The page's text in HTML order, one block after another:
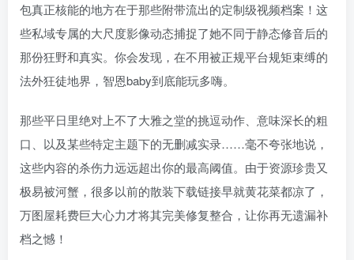
包真正核能的地方在于那些附带流出的定制级视频档案！这
些私域专属的大尺度影像动态捕捉了她不同于静态修音后的
那份狂野和真实。你会发现，在不用被正规平台规矩束缚的
法外狂徒地界，智恩baby到底能玩多嗨。
那些平日里绝对上不了大雅之堂的挑逗动作、意味深长的粗
口、以及某些特定主题下的无删减实录……毫不夸张地说，
这些内容的杀伤力远远超出你的最高阈值。由于资源珍贵又
极易被河蟹，很多以前的散装下载链接早就黄花菜都凉了，
万图屋耗费巨大心力才将其完美修复整合，让你再无遗漏补
档之憾！